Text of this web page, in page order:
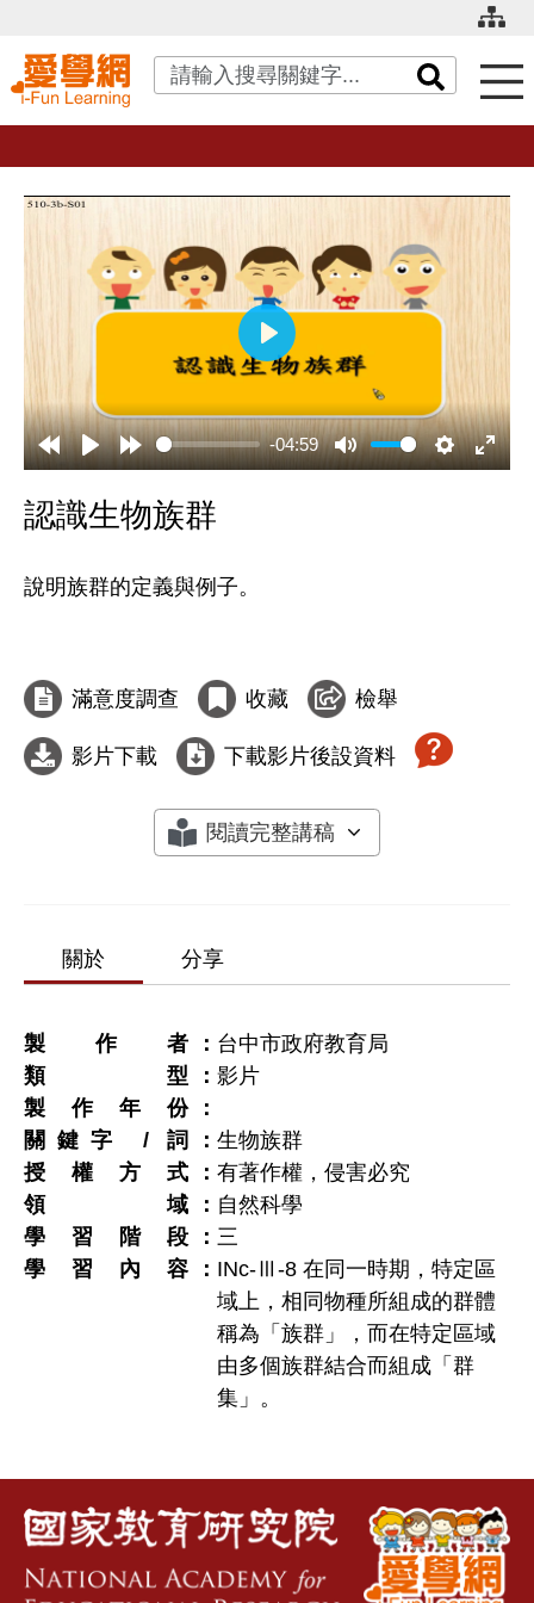
關鍵字搜尋
-04:59
播
放
認識生物族群
說明族群的定義與例子。
滿意度調查 收藏 檢舉
影片下載 下載影片後設資料
閱讀完整講稿
關於 分享
製作者
台中市政府教育局
類型
影片
製作年份
關鍵字 / 詞
生物族群
授權方式
有著作權，侵害必究
領域
自然科學
學習階段
三
學習內容
INc-Ⅲ-8 在同一時期，特定區
域上，相同物種所組成的群體
稱為「族群」，而在特定區域
由多個族群結合而組成「群
集」。